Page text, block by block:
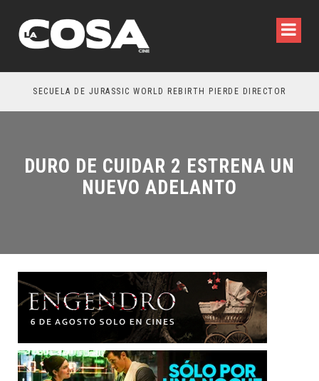
SECUELA DE JURASSIC WORLD REBIRTH PIERDE DIRECTOR
DURO DE CUIDAR 2 ESTRENA UN
NUEVO ADELANTO